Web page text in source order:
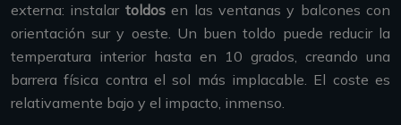
externa: instalar toldosen las ventanas y balcones con
orientación sur y oeste. Un buen toldo puede reducir la
temperatura interior hasta en 10 grados, creando una
barrera física contra el sol más implacable. El coste es
relativamente bajo y el impacto, inmenso.